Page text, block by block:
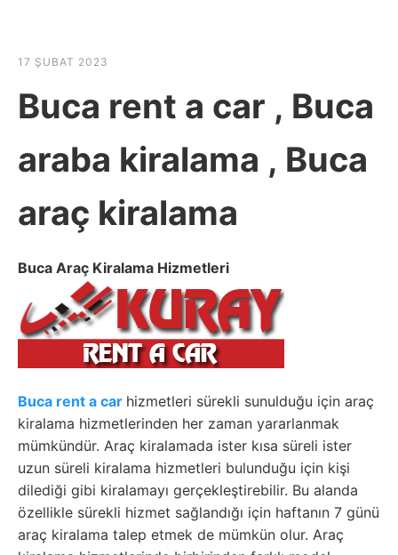
17 ŞUBAT 2023
Buca rent a car , Buca
araba kiralama , Buca
araç kiralama
Buca Araç Kiralama Hizmetleri
Buca rent a car hizmetleri sürekli sunulduğu için araç
kiralama hizmetlerinden her zaman yararlanmak
mümkündür. Araç kiralamada ister kısa süreli ister
uzun süreli kiralama hizmetleri bulunduğu için kişi
dilediği gibi kiralamayı gerçekleştirebilir. Bu alanda
özellikle sürekli hizmet sağlandığı için haftanın 7 günü
araç kiralama talep etmek de mümkün olur. Araç